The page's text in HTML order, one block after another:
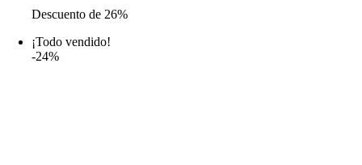
original
18,99€.
actual
13,99€.
Descuento de 26%
¡Todo vendido!
-24%